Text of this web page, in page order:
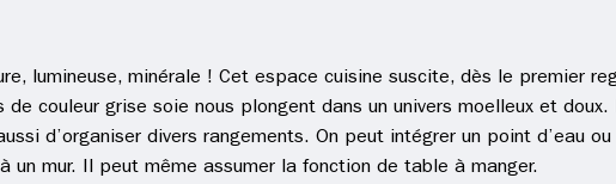
lumineuse, minérale ! Cet espace cuisine suscite, dès le premier
couleur grise soie nous plongent dans un univers moelleux et doux.
d’organiser divers rangements. On peut intégrer un point d’eau ou
un mur. Il peut même assumer la fonction de table à manger.